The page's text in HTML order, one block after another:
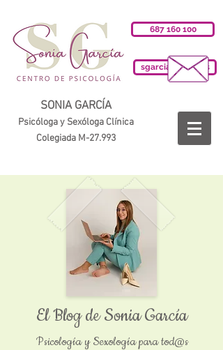
687 160 100
sgarciab@cop.es
SONIA GARCÍA
Psicóloga y Sexóloga Clínica
Colegiada M-27.993
El Blog de Sonia García
Psicología y Sexología para tod@s